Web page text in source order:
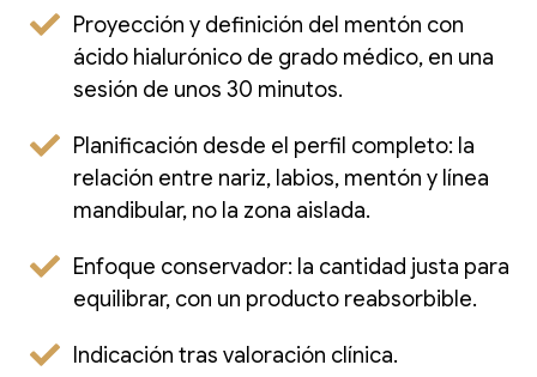
Proyección y definición del mentón con
ácido hialurónico de grado médico, en una
sesión de unos 30 minutos.
Planificación desde el perfil completo: la
relación entre nariz, labios, mentón y línea
mandibular, no la zona aislada.
Enfoque conservador: la cantidad justa para
equilibrar, con un producto reabsorbible.
Indicación tras valoración clínica.